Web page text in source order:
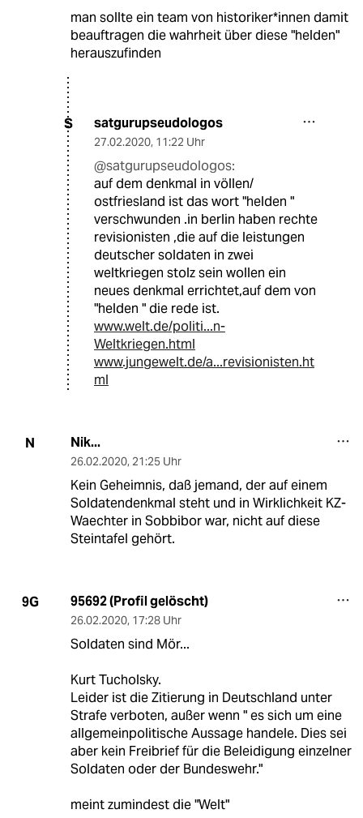
man sollte ein team von historiker*innen damit
beauftragen die wahrheit über diese "helden"
herauszufinden
S satgurupseudologos
27.02.2020, 11:22 Uhr
@satgurupseudologos:
auf dem denkmal in völlen/
ostfriesland ist das wort "helden "
verschwunden .in berlin haben rechte
revisionisten ,die auf die leistungen
deutscher soldaten in zwei
weltkriegen stolz sein wollen ein
neues denkmal errichtet,auf dem von
"helden " die rede ist.
www.welt.de/politi...n-
Weltkriegen.html
www.jungewelt.de/a...revisionisten.ht
ml
N Nik...
26.02.2020, 21:25 Uhr
Kein Geheimnis, daß jemand, der auf einem
Soldatendenkmal steht und in Wirklichkeit KZ-
Waechter in Sobbibor war, nicht auf diese
Steintafel gehört.
9G 95692 (Profil gelöscht)
26.02.2020, 17:28 Uhr
Soldaten sind Mör...
Kurt Tucholsky.
Leider ist die Zitierung in Deutschland unter
Strafe verboten, außer wenn " es sich um eine
allgemeinpolitische Aussage handele. Dies sei
aber kein Freibrief für die Beleidigung einzelner
Soldaten oder der Bundeswehr."
meint zumindest die "Welt"